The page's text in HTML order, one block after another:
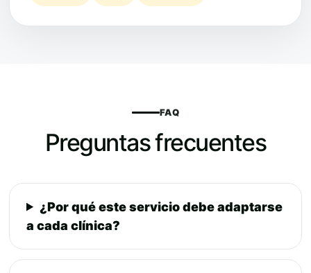
FAQ
Preguntas frecuentes
¿Por qué este servicio debe adaptarse
a cada clínica?